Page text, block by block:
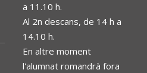
a 11.10 h.
Al 2n descans, de 14 h a
14.10 h.
En altre moment
l'alumnat romandrà fora